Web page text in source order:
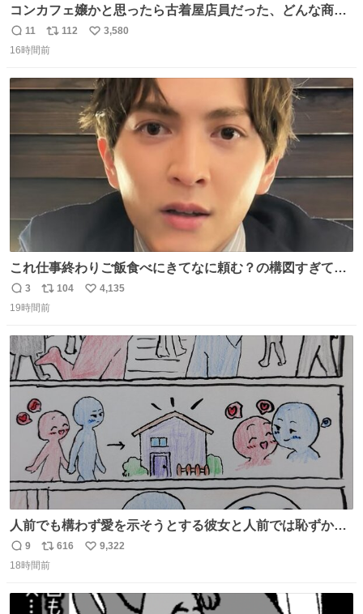
コンカフェ嬢かと思ったら古着屋店員だった、どんな商
売？
返
信
11
リ
ポ
ト
数
112
い
数
3,580
16時間前
これ仕事終わりご飯食べにきてなに頼む？の構図すぎて…
😭
返
信
3
リ
ポ
ト
数
104
い
数
4,135
19時間前
人前でも構わず愛を示そうとする彼女と人前では恥ずかし
いけど彼女を死ぬほど愛している彼氏 同士いませんか✋️
返
信
9
リ
ポ
ト
616
い
数
9,322
18時間前